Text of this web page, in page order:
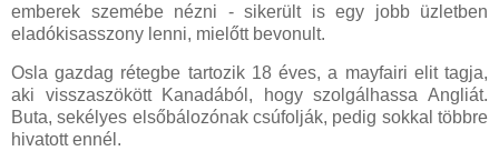
emberek szemébe nézni - sikerült is egy jobb üzletben
eladókisasszony lenni, mielőtt bevonult.
Osla gazdag rétegbe tartozik 18 éves, a mayfairi elit tagja,
aki visszaszökött Kanadából, hogy szolgálhassa Angliát.
Buta, sekélyes elsőbálozónak csúfolják, pedig sokkal többre
hivatott ennél.